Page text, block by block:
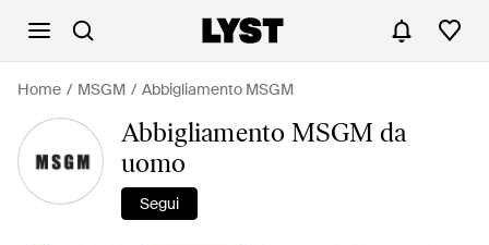
Home MSGM Abbigliamento MSGM
Abbigliamento MSGM da
uomo
Segui